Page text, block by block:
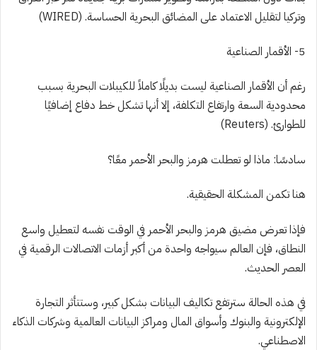
وتركيا لتقليل الاعتماد على المضائق البحرية الحساسة. (WIRED)
5- الأقمار الصناعية
رغم أن الأقمار الصناعية ليست بديلًا كاملاً للكيبلات البحرية بسبب
محدودية السعة وارتفاع التكلفة، إلا أنها تشكل خط دفاع إضافيًا
للطوارئ. (Reuters)
سادسًا: ماذا لو تعطلت هرمز والبحر الأحمر معًا؟
هنا تكمن المشكلة الحقيقية.
فإذا تعرض مضيق هرمز والبحر الأحمر في الوقت نفسه لتعطيل واسع
النطاق، فإن العالم سيواجه واحدة من أكبر أزمات الاتصالات الرقمية في
العصر الحديث.
في هذه الحالة سترتفع تكاليف البيانات بشكل كبير، وستتأثر التجارة
الإلكترونية والبنوك وأسواق المال ومراكز البيانات العالمية وشركات الذكاء
الاصطناعي.